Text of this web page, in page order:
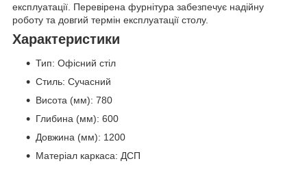
експлуатації. Перевірена фурнітура забезпечує надійну
роботу та довгий термін експлуатації столу.
Характеристики
Тип: Офісний стіл
Стиль: Сучасний
Висота (мм): 780
Глибина (мм): 600
Довжина (мм): 1200
Матеріал каркаса: ДСП